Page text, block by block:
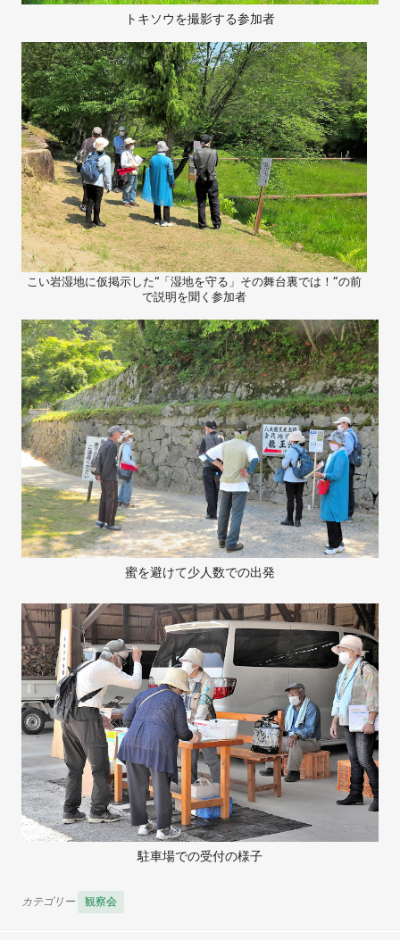
トキソウを撮影する参加者
こい岩湿地に仮掲示した“「湿地を守る」その舞台裏では！”の前
で説明を聞く参加者
蜜を避けて少人数での出発
駐車場での受付の様子
カテゴリー 観察会